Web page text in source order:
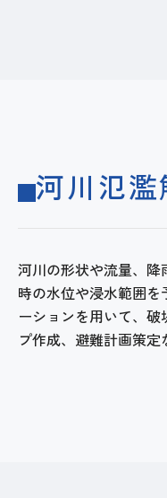
河川氾濫
河川の形状や流量、
時の水位や浸水範囲
ーションを用いて、
プ作成、避難計画策定